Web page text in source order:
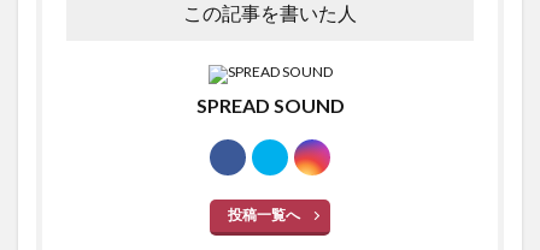
この記事を書いた人
SPREAD SOUND
投稿一覧へ